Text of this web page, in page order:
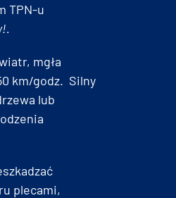
TPN-u
mgła
km/godz. Silny
lub
plecami,